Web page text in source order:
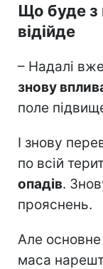
Що буде з
відійде
– Надалі вже
знову
поле
І знову
по всій
опадів.
прояснень.
Але основне
маса